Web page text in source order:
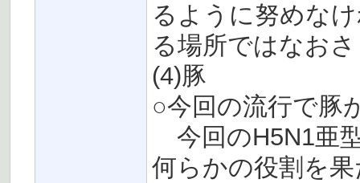
るように努めな
る場所ではなお
(4)豚
○今回の流行で豚
今回のH5N1亜
何らかの役割を